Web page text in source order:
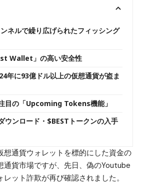
ネルで繰り広げられたフィッシング
Wallet」の高い安全性
年に93億ドル以上の仮想通貨が盗ま
の「Upcoming Tokens機能」
ンロード・$BESTトークンの入手
想通貨ウォレットを標的にした資金の
通貨市場ですが、先日、偽のYoutube
ット詐欺が再び確認されました。